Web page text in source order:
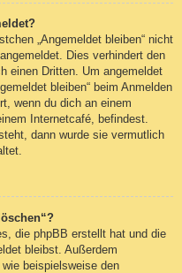
„Angemeldet bleiben“ nicht
Dies verhindert den
einen Dritten. Um angemeldet
bleiben“ beim Anmelden
wenn du dich an einem
Internetcafé, befindest.
dann wurde sie vermutlich
die phpBB erstellt hat und die
bleibst. Außerdem
beispielsweise den